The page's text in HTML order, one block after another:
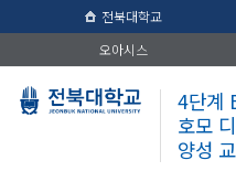
전북대학교
오아시스
4단계
호모
양성